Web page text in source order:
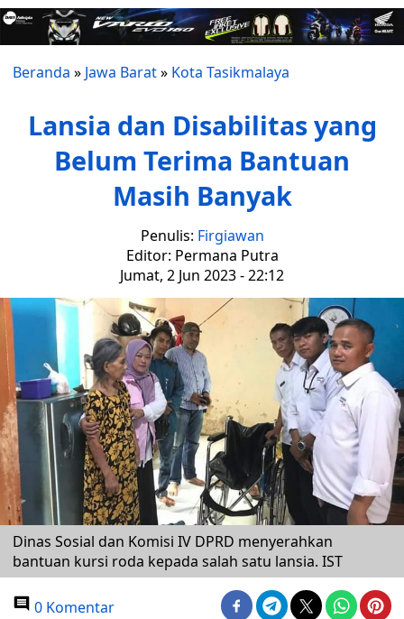
Beranda » Jawa Barat» Kota Tasikmalaya
Lansia dan Disabilitas yang
Belum Terima Bantuan
Masih Banyak
Penulis: Firgiawan
Editor: Permana Putra
Jumat, 2 Jun 2023 - 22:12
Dinas Sosial dan Komisi IV DPRD menyerahkan
bantuan kursi roda kepada salah satu lansia. IST
0 Komentar